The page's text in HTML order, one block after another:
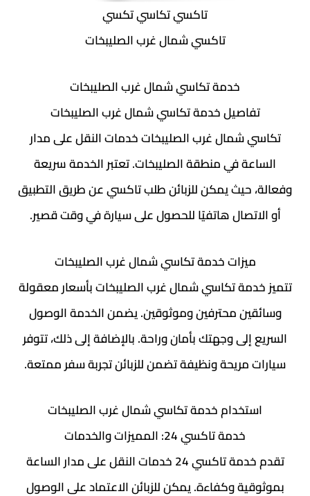
تاكسي تكاسي تكسي
تاكسي شمال غرب الصليبخات
خدمة تكاسي شمال غرب الصليبخات
تفاصيل خدمة تكاسي شمال غرب الصليبخات
تكاسي شمال غرب الصليبخات خدمات النقل على مدار
الساعة في منطقة الصليبخات. تعتبر الخدمة سريعة
وفعالة، حيث يمكن للزبائن طلب تاكسي عن طريق التطبيق
أو الاتصال هاتفيًا للحصول على سيارة في وقت قصير.
ميزات خدمة تكاسي شمال غرب الصليبخات
تتميز خدمة تكاسي شمال غرب الصليبخات بأسعار معقولة
وسائقين محترفين وموثوقين. يضمن الخدمة الوصول
السريع إلى وجهتك بأمان وراحة. بالإضافة إلى ذلك، تتوفر
سيارات مريحة ونظيفة تضمن للزبائن تجربة سفر ممتعة.
استخدام خدمة تكاسي شمال غرب الصليبخات
خدمة تاكسي 24: المميزات والخدمات
تقدم خدمة تاكسي 24 خدمات النقل على مدار الساعة
بموثوقية وكفاءة. يمكن للزبائن الاعتماد على الوصول